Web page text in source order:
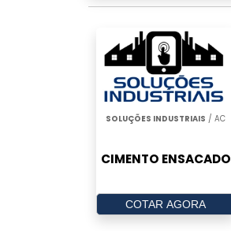
SOLUÇÕES INDUSTRIAIS / AC
CIMENTO ENSACADO
COTAR AGORA